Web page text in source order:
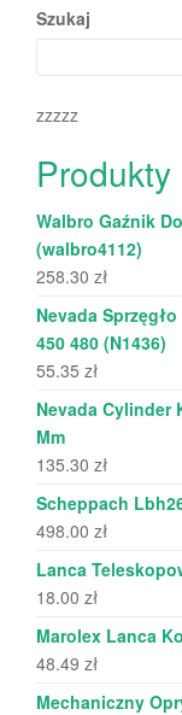
Szukaj
zzzzz
Produkty
Walbro Gaźnik
(walbro4112)
258.30 zł
Nevada
450 480 (N1436)
55.35 zł
Nevada Cylinder
Mm
135.30 zł
Scheppach
498.00 zł
Lanca
18.00 zł
Marolex Lanca
48.49 zł
Mechaniczny